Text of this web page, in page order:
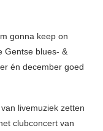
gonna keep on
Gentse blues- &
én december goed
livemuziek zetten
clubconcert van